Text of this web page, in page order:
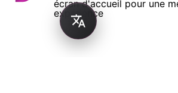
écran d'accueil pour une
expérience